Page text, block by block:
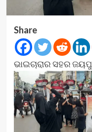
Share
ଭାଇଚାରାର ସହର